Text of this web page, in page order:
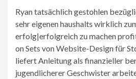
Ryan tatsächlich gestohlen
sehr eigenen haushalts wirklich
erfolg|erfolgreich zu machen
on Sets von Website-Design für
liefert Anleitung als finanzieller
jugendlicherer Geschwister